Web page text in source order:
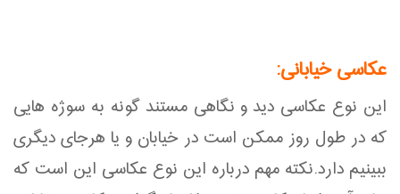
عکاسی خیابانی:
این نوع عکاسی دید و نگاهی مستند گونه به سوژه هایی
که در طول روز ممکن است در خیابان و یا هرجای دیگری
ببینیم دارد.نکته مهم درباره این نوع عکاسی این است که